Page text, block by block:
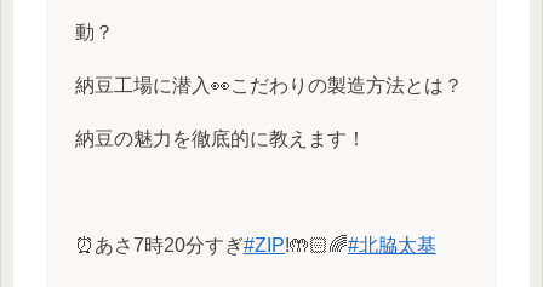
動？
納豆工場に潜入👀こだわりの製造方法とは？
納豆の魅力を徹底的に教えます！
⏰あさ7時20分すぎ#ZIP!🤲🏻🌈#北脇太基